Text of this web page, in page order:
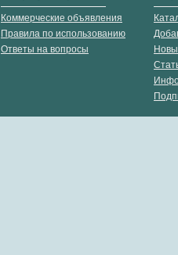
Коммерческие объявления
Правила по использованию
Ответы на вопросы